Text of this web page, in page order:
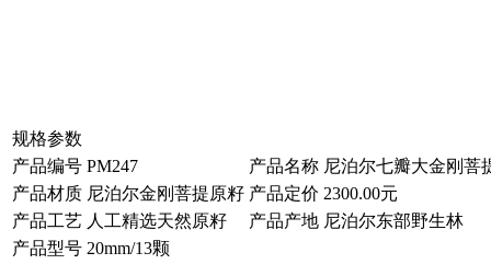
规格参数
产品编号 PM247 产品名称 尼泊尔七瓣大金刚菩
产品材质 尼泊尔金刚菩提原籽 产品定价 2300.00元
产品工艺 人工精选天然原籽 产品产地 尼泊尔东部野生林
产品型号 20mm/13颗